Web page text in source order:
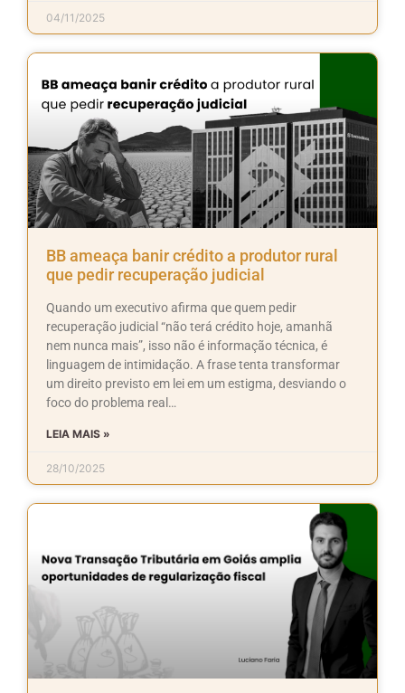
04/11/2025
BB ameaça banir crédito a produtor rural
que pedir recuperação judicial
Quando um executivo afirma que quem pedir
recuperação judicial “não terá crédito hoje, amanhã
nem nunca mais”, isso não é informação técnica, é
linguagem de intimidação. A frase tenta transformar
um direito previsto em lei em um estigma, desviando o
foco do problema real…
LEIA MAIS »
28/10/2025